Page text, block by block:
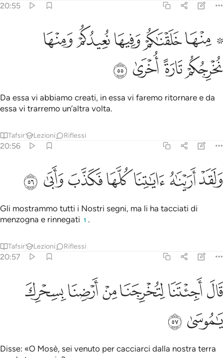
20:55
۞ منها خلقناكم وفيها نعيدكم ومنها نخرجكم تارة اخرى ٥٥
۞ مِنْهَا خَلَقْنَـٰكُمْ وَفِيهَا نُعِيدُكُمْ وَمِنْهَا نُخْرِجُكُمْ تَارَةً أُخْرَىٰ ٥٥
ﱭ ﱮﱯﱰﱱﱲ
ﱳﱴﱵ ﱶ
Da essa vi abbiamo creati, in essa vi faremo ritornare e da
essa vi trarremo un’altra volta.
Tafsir Lezioni Riflessi
20:56
ولقد اريناه اياتنا كلها فكذب وابى ٥٦
وَلَقَدْ أَرَيْنَـٰهُ ءَايَـٰتِنَا كُلَّهَا فَكَذَّبَ وَأَبَىٰ ٥٦
ﱷﱸﱹﱺﱻﱼ ﱽ
Gli mostrammo tutti i Nostri segni, ma li ha tacciati di
menzogna e rinnegati 1 .
Tafsir Lezioni Riflessi
20:57
قال اجيتنا لتخرجنا من ارضنا بسحرك يا موسى ٥٧
قَالَ أَجِئْتَنَا لِتُخْرِجَنَا مِنْ أَرْضِنَا بِسِحْرِكَ يَـٰمُوسَىٰ ٥٧
ﱾﱿﲀﲁﲂﲃ
ﲄ ﲅ
Disse: «O Mosè, sei venuto per cacciarci dalla nostra terra